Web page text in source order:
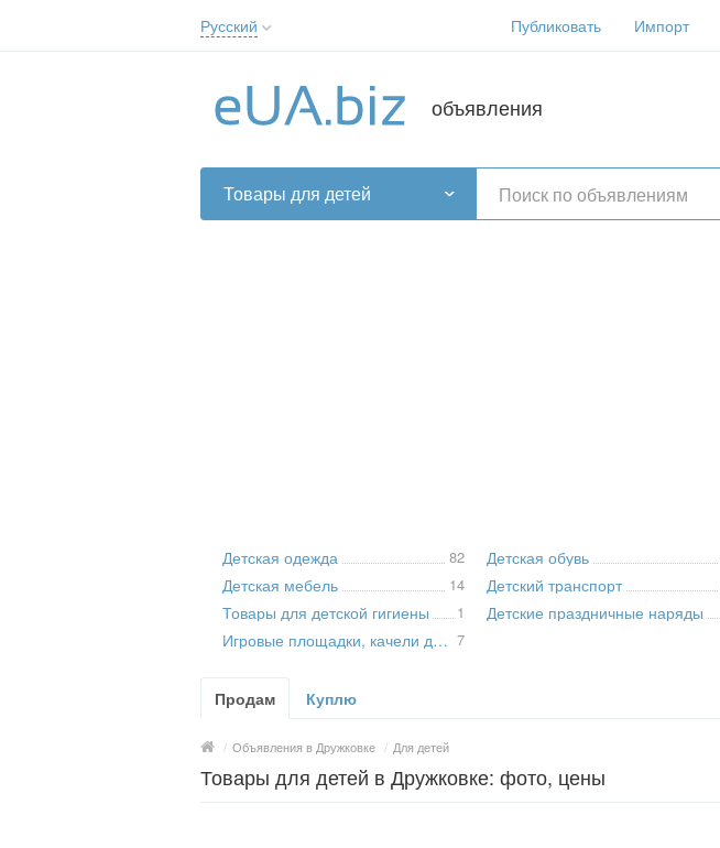
Русский
Українська
Публиковать Импорт
объявления
Товары для детей
Детская одежда 82
Детская мебель 14
Товары для детской гигиены 1
Игровые площадки, качели для детей 7
Детская обувь
Детский транспорт
Детские праздничные наряды
Продам Куплю
/ Объявления в Дружковке / Для детей
Товары для детей в Дружковке: фото, цены